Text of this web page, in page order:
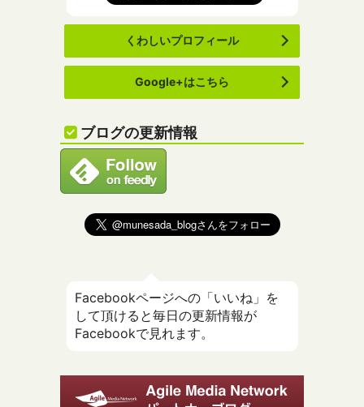
くわしいプロフィール
Google+はこちら
ブログの更新情報
Facebookページへの「いいね」を
して頂けると毎日の更新情報が
Facebookで見れます。